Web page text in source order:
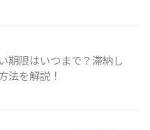
期限はいつまで？滞納し
法を解説！